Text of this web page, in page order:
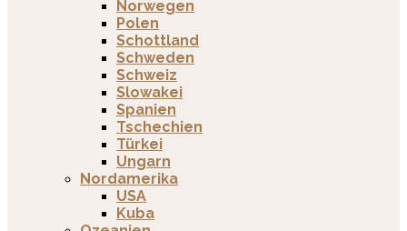
Norwegen
Polen
Schottland
Schweden
Schweiz
Slowakei
Spanien
Tschechien
Türkei
Ungarn
Nordamerika
USA
Kuba